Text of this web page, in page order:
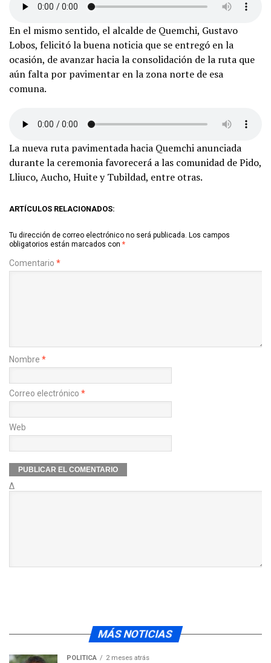
En el mismo sentido, el alcalde de Quemchi, Gustavo
Lobos, felicitó la buena noticia que se entregó en la
ocasión, de avanzar hacia la consolidación de la ruta que
aún falta por pavimentar en la zona norte de esa
comuna.
La nueva ruta pavimentada hacia Quemchi anunciada
durante la ceremonia favorecerá a las comunidad de Pido,
Lliuco, Aucho, Huite y Tubildad, entre otras.
ARTÍCULOS RELACIONADOS:
Tu dirección de correo electrónico no será publicada. Los campos
obligatorios están marcados con *
Comentario *
Nombre *
Correo electrónico *
Web
Δ
MÁS NOTICIAS
POLÍTICA 2 meses atrás